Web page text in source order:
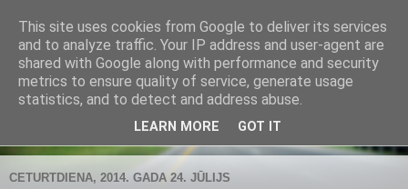
Buldozers.Lv
Subjektīvi par svarīgāko.
CETURTDIENA, 2014. GADA 24. JŪLIJS
This site uses cookies from Google to deliver its services
and to analyze traffic. Your IP address and user-agent are
shared with Google along with performance and security
metrics to ensure quality of service, generate usage
statistics, and to detect and address abuse.
LEARN MORE GOT IT